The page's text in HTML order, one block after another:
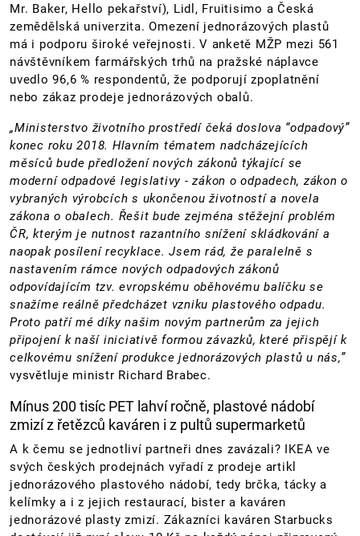
Mr. Baker, Hello pekařství), Lidl, Fruitisimo a Česká
zemědělská univerzita. Omezení jednorázových plastů
má i podporu široké veřejnosti. V anketě MŽP mezi 561
návštěvníkem farmářských trhů na pražské náplavce
uvedlo 96,6 % respondentů, že podporují zpoplatnění
nebo zákaz prodeje jednorázových obalů.
„Ministerstvo životního prostředí čeká doslova “odpadový”
konec roku 2018. Hlavním tématem nadcházejících
měsíců bude předložení nových zákonů týkající se
moderní odpadové legislativy - zákon o odpadech, zákon o
vybraných výrobcích s ukončenou životností a novela
zákona o obalech. Řešit bude zejména stěžejní problém
ČR, kterým je nutnost razantního snížení skládkování a
naopak posílení recyklace. Jsem rád, že paralelně s
nastavením rámce nových odpadových zákonů
odpovídajícím tzv. evropskému oběhovému balíčku se
snažíme reálně předcházet vzniku plastového odpadu.
Proto patří mé díky našim novým partnerům za jejich
připojení k naší iniciativě formou závazků, které přispějí k
celkovému snížení produkce jednorázových plastů u nás,”
vysvětluje ministr Richard Brabec.
Mínus 200 tisíc PET lahví ročně, plastové nádobí
zmizí z řetězců kaváren i z pultů supermarketů
A k čemu se jednotliví partneři dnes zavázali? IKEA ve
svých českých prodejnách vyřadí z prodeje artikl
jednorázového plastového nádobí, tedy brčka, tácky a
kelímky a i z jejich restaurací, bister a kaváren
jednorázové plasty zmizí. Zákazníci kaváren Starbucks